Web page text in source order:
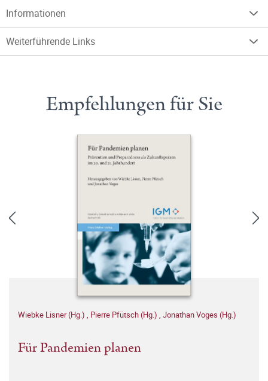
Informationen
Weiterführende Links
Empfehlungen für Sie
Wiebke Lisner (Hg.) , Pierre Pfütsch (Hg.) , Jonathan Voges (Hg.)
Für Pandemien planen